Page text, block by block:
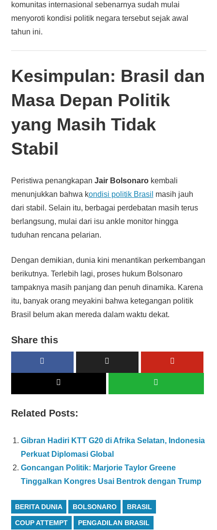
komunitas internasional sebenarnya sudah mulai
menyoroti kondisi politik negara tersebut sejak awal
tahun ini.
Kesimpulan: Brasil dan
Masa Depan Politik
yang Masih Tidak
Stabil
Peristiwa penangkapan Jair Bolsonarokembali
menunjukkan bahwa kondisi politik Brasil masih jauh
dari stabil. Selain itu, berbagai perdebatan masih terus
berlangsung, mulai dari isu ankle monitor hingga
tuduhan rencana pelarian.
Dengan demikian, dunia kini menantikan perkembangan
berikutnya. Terlebih lagi, proses hukum Bolsonaro
tampaknya masih panjang dan penuh dinamika. Karena
itu, banyak orang meyakini bahwa ketegangan politik
Brasil belum akan mereda dalam waktu dekat.
Share this
Related Posts:
Gibran Hadiri KTT G20 di Afrika Selatan, Indonesia
Perkuat Diplomasi Global
Goncangan Politik: Marjorie Taylor Greene
Tinggalkan Kongres Usai Bentrok dengan Trump
BERITA DUNIA BOLSONARO BRASIL
COUP ATTEMPT PENGADILAN BRASIL